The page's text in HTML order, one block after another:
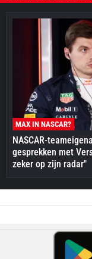
MAX IN NASCAR?
NASCAR-
gesprekken met
zeker op zijn radar"